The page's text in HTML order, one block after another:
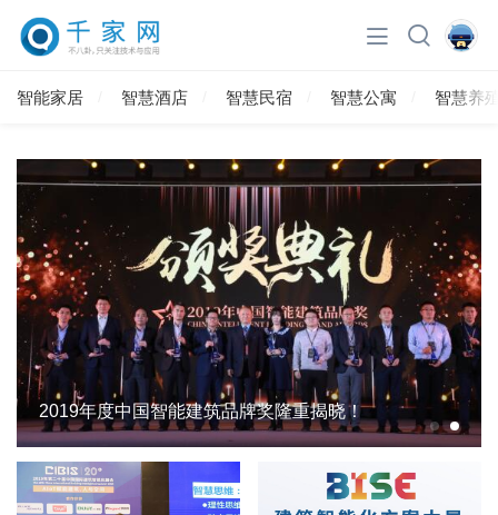
智能家居 智慧酒店 智慧民宿 智慧公寓 智慧养
2019年度中国智能建筑品牌奖隆重揭晓！